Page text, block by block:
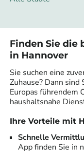
Finden Sie die
in Hannover
Sie suchen eine
Zuhause? Dann
Europas führendem
haushaltsnahe
Ihre Vorteile mit
Schnelle
App finden Sie in